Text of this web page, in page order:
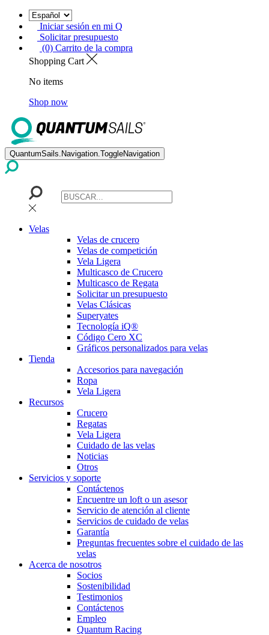
Iniciar sesión en mi Q
Solicitar presupuesto
(0) Carrito de la compra
Shopping Cart
No items
Shop now
QuantumSails.Navigation.ToggleNavigation
Velas
Velas de crucero
Velas de competición
Vela Ligera
Multicasco de Crucero
Multicasco de Regata
Solicitar un presupuesto
Velas Clásicas
Superyates
Tecnología iQ®
Código Cero XC
Gráficos personalizados para velas
Tienda
Accesorios para navegación
Ropa
Vela Ligera
Recursos
Crucero
Regatas
Vela Ligera
Cuidado de las velas
Noticias
Otros
Servicios y soporte
Contáctenos
Encuentre un loft o un asesor
Servicio de atención al cliente
Servicios de cuidado de velas
Garantía
Preguntas frecuentes sobre el cuidado de las
velas
Acerca de nosotros
Socios
Sostenibilidad
Testimonios
Contáctenos
Empleo
Quantum Racing